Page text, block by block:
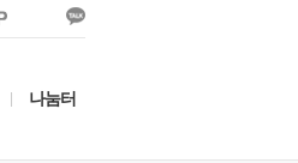
나눔터